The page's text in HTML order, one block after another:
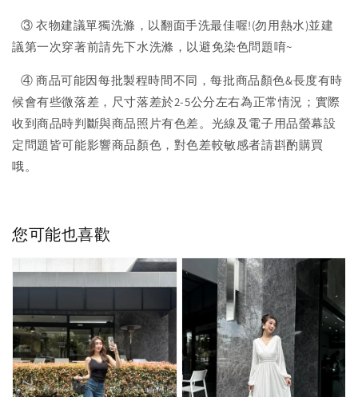
③ 衣物建議單獨洗滌，以翻面手洗最佳喔!(勿用熱水)並建
議第一次穿著前請先下水洗滌，以避免染色問題唷~
④ 商品可能因每批製程時間不同，每批商品顏色&長度有時
候會有些微落差，尺寸落差於2-5公分左右為正常情況；實際
收到商品時判斷與商品照片有色差。光線及電子用品螢幕設
定問題皆可能影響商品顏色，對色差較敏感者請斟酌購買
哦。
您可能也喜歡